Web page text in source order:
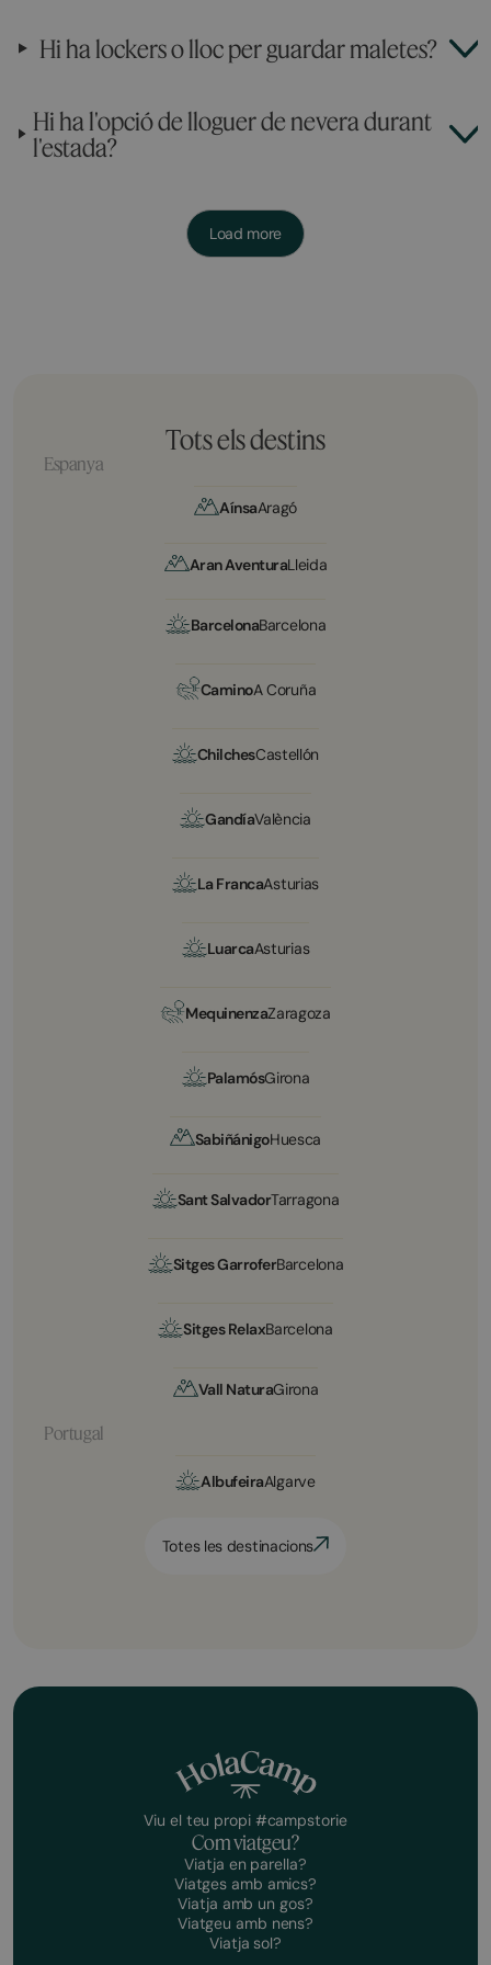
Hi ha lockers o lloc per guardar maletes?
Hi ha l'opció de lloguer de nevera durant
l'estada?
Load more
Tots els destins
Espanya
AínsaAragó
Aran AventuraLleida
BarcelonaBarcelona
CaminoA Coruña
ChilchesCastellón
GandíaValència
La FrancaAsturias
LuarcaAsturias
MequinenzaZaragoza
PalamósGirona
SabiñánigoHuesca
Sant SalvadorTarragona
Sitges GarroferBarcelona
Sitges RelaxBarcelona
Vall NaturaGirona
Portugal
AlbufeiraAlgarve
Totes les destinacions
Viu el teu propi #campstorie
Com viatgeu?
Viatja en parella?
Viatges amb amics?
Viatja amb un gos?
Viatgeu amb nens?
Viatja sol?